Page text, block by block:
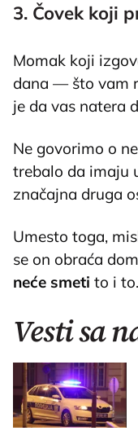
3. Čovek koji
Momak koji
dana — što vam
je da vas natera
Ne govorimo o
trebalo da imaju
značajna druga
Umesto toga,
se on obraća
neće smeti to i
Vesti sa